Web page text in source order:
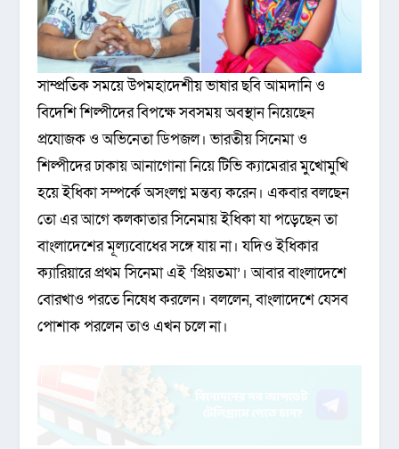
সাম্প্রতিক সময়ে উপমহাদেশীয় ভাষার ছবি আমদানি ও
বিদেশি শিল্পীদের বিপক্ষে সবসময় অবস্থান নিয়েছেন
প্রযোজক ও অভিনেতা ডিপজল। ভারতীয় সিনেমা ও
শিল্পীদের ঢাকায় আনাগোনা নিয়ে টিভি ক্যামেরার মুখোমুখি
হয়ে ইধিকা সম্পর্কে অসংলগ্ন মন্তব্য করেন। একবার বলছেন
তো এর আগে কলকাতার সিনেমায় ইধিকা যা পড়েছেন তা
বাংলাদেশের মূল্যবোধের সঙ্গে যায় না। যদিও ইধিকার
ক্যারিয়ারে প্রথম সিনেমা এই ‘প্রিয়তমা’। আবার বাংলাদেশে
বোরখাও পরতে নিষেধ করলেন। বললেন, বাংলাদেশে যেসব
পোশাক পরলেন তাও এখন চলে না।